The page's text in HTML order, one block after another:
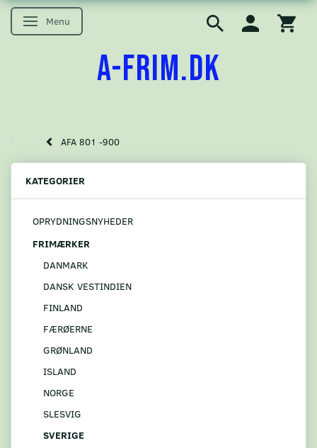
Skifte navigation
Menu
A-FRIM.DK
AFA 801 -900
KATEGORIER
OPRYDNINGSNYHEDER
FRIMÆRKER
DANMARK
DANSK VESTINDIEN
FINLAND
FÆRØERNE
GRØNLAND
ISLAND
NORGE
SLESVIG
SVERIGE